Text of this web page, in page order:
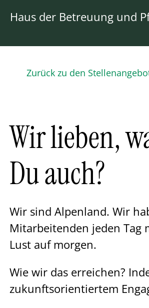
Haus der Betreuung und
Zurück zu den
Wir lieben,
Du auch?
Wir sind Alpenland. Wir
Mitarbeitenden jeden Tag
Lust auf morgen.
Wie wir das erreichen?
zukunftsorientiertem